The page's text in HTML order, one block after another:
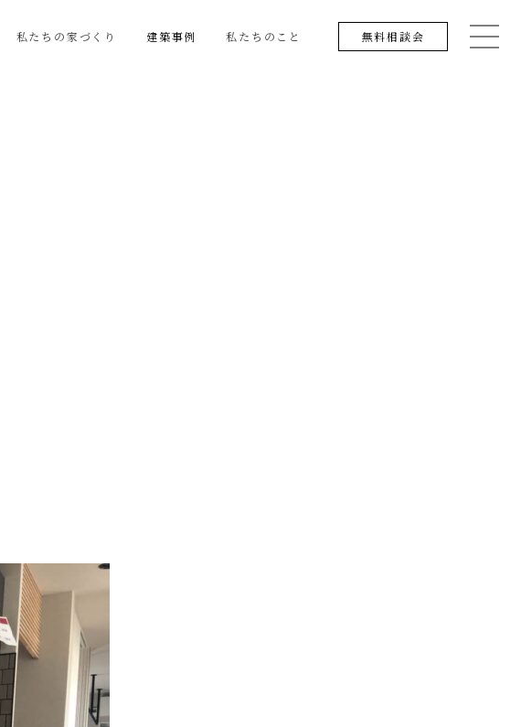
私たちの家づくり 建築事例 私たちのこと 無料相談会